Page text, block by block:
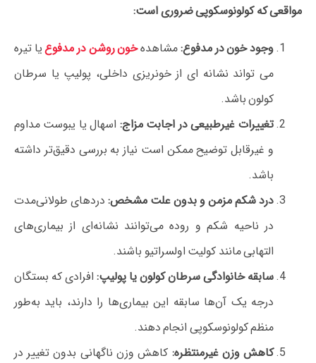
مواقعی که کولونوسکوپی ضروری است:
وجود خون در مدفوع:مشاهدهخون روشن در مدفوعیا تیره
می‌ تواند نشانه‌ ای از خونریزی داخلی، پولیپ یا سرطان
کولون باشد.
تغییرات غیرطبیعی در اجابت مزاج: اسهال یا یبوست مداوم
و غیرقابل‌ توضیح ممکن است نیاز به بررسی دقیق‌تر داشته
باشد.
درد شکم مزمن و بدون علت مشخص: دردهای طولانی‌مدت
در ناحیه شکم و روده می‌توانند نشانه‌ای از بیماری‌های
التهابی مانند کولیت اولسراتیو باشند.
سابقه خانوادگی سرطان کولون یا پولیپ: افرادی که بستگان
درجه یک آن‌ها سابقه این بیماری‌ها را دارند، باید به‌طور
منظم کولونوسکوپی انجام دهند.
کاهش وزن غیرمنتظره: کاهش وزن ناگهانی بدون تغییر در